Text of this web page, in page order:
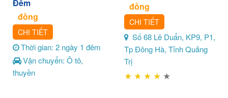
Đêm
đồng
CHI TIẾT
Thời gian: 2 ngày 1 đêm
Vận chuyển: Ô tô,
thuyền
đồng
CHI TIẾT
Số 68 Lê Duẩn, KP9, P1,
Tp Đông Hà, Tỉnh Quảng
Trị
★ ★ ★ ★ ★